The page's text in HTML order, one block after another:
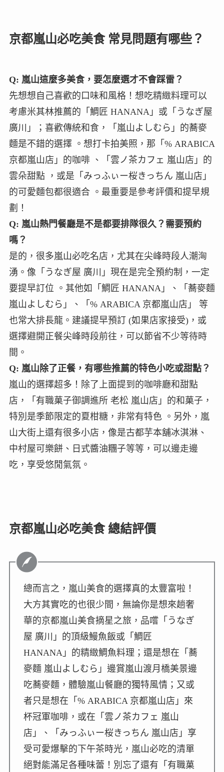
京都嵐山必吃美食 常見問題有哪些？
Q: 嵐山這麼多美食，要怎麼選才不會踩雷？
先想想自己喜歡的口味和風格！想吃精緻料理可以
考慮米其林推薦的「鯛匠 HANANA」或「うなぎ屋
廣川」；喜歡傳統和食，「嵐山よしむら」的蕎麥
麵是不錯的選擇 。想打卡拍美照，那「% ARABICA
京都嵐山店」的咖啡 、「雲ノ茶カフェ 嵐山店」的
雲朵甜點 ，或是「みっふぃー桜きっちん 嵐山店」
的可愛麵包都很適合 。最重要是參考評價和提早規
劃！
Q: 嵐山熱門餐廳是不是都要排隊很久？需要預約
嗎？
是的，很多嵐山必吃名店，尤其在尖峰時段人潮洶
湧。像「うなぎ屋 廣川」現在是完全預約制，一定
要提早訂位 。其他如「鯛匠 HANANA」、「蕎麥麵
嵐山よしむら」、「% ARABICA 京都嵐山店」 等
也常大排長龍。建議提早預訂 (如果店家接受)，或
選擇避開正餐尖峰時段前往，可以節省不少等待時
間。
Q: 嵐山除了正餐，有哪些推薦的特色小吃或甜點？
嵐山的選擇超多！除了上面提到的咖啡廳和甜點
店，「有職菓子御調進所 老松 嵐山店」的和菓子，
特別是季節限定的夏柑糖，非常有特色 。另外，嵐
山大街上還有很多小店，像是古都芋本舖冰淇淋、
中村屋可樂餅、日式醬油糰子等等，可以邊走邊
吃，享受悠閒氣氛。
京都嵐山必吃美食 總結評價
總而言之，嵐山美食的選擇真的太豐富啦！
大方其實吃的也很少間，無論你是想來趟奢
華的京都嵐山美食摘星之旅，品嚐「うなぎ
屋 廣川」的頂級鰻魚飯或「鯛匠
HANANA」的精緻鯛魚料理；還是想在「蕎
麥麵 嵐山よしむら」邊賞嵐山渡月橋美景邊
吃蕎麥麵，體驗嵐山餐廳的獨特風情；又或
者只是想在「% ARABICA 京都嵐山店」來
杯冠軍咖啡，或在「雲ノ茶カフェ 嵐山
店」、「みっふぃー桜きっちん 嵐山店」享
受可愛爆擊的下午茶時光，嵐山必吃的清單
絕對能滿足各種味蕾！別忘了還有「有職菓